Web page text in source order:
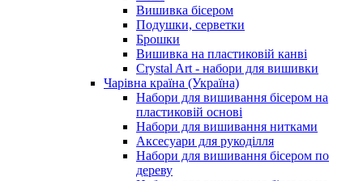
Вишивка бісером
Подушки, серветки
Брошки
Вишивка на пластиковій канві
Crystal Art - набори для вишивки
Чарівна країна (Україна)
Набори для вишивання бісером на
пластиковій основі
Набори для вишивання нитками
Аксесуари для рукоділля
Набори для вишивання бісером по
дереву